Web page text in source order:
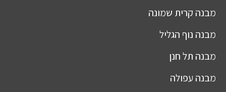
מבנה קרית שמונה
מבנה נוף הגליל
מבנה תל חנן
מבנה עפולה